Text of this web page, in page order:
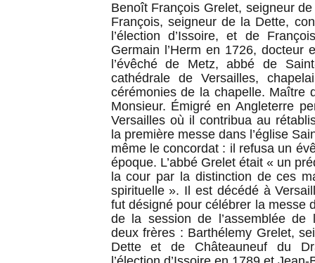
Benoît François Grelet, seigneur
François, seigneur de la Dette,
l’élection d’Issoire, et de
Germain l’Herm en 1726, docteur
l’évêché de Metz, abbé de
cathédrale de Versailles,
cérémonies de la chapelle. Maître
Monsieur. Émigré en Angleterre
Versailles où il contribua au
la première messe dans l’église
même le concordat : il refusa un
époque. L’abbé Grelet était « un
la cour par la distinction de ces
spirituelle ». Il est décédé à
fut désigné pour célébrer la messe
de la session de l’assemblée de
deux frères : Barthélemy Grelet,
Dette et de Châteauneuf du